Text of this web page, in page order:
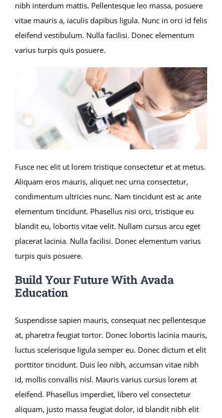
nibh interdum mattis. Pellentesque leo massa, posuere
vitae mauris a, iaculis dapibus ligula. Nunc in orci id felis
eleifend vestibulum. Nulla facilisi. Donec elementum
varius turpis quis posuere.
Fusce nec elit ut lorem tristique consectetur et at metus.
Aliquam eros mauris, aliquet nec urna consectetur,
condimentum ultricies nunc. Nam tincidunt est ac ante
elementum tincidunt. Phasellus nisi orci, tristique eu
blandit eu, lobortis vitae velit. Nullam cursus arcu eget
placerat lacinia. Nulla facilisi. Donec elementum varius
turpis quis posuere.
Build Your Future With Avada
Education
Suspendisse sapien mauris, consequat nec pellentesque
at, pharetra feugiat tortor. Donec lobortis lacinia mauris,
luctus scelerisque ligula semper eu. Donec dictum et elit
porttitor tincidunt. Duis leo nibh, accumsan vitae nibh
id, mollis convallis nisl. Mauris varius cursus lorem at
eleifend. Phasellus imperdiet, libero vel consectetur
aliquam, justo massa feugiat dolor, id blandit nibh elit